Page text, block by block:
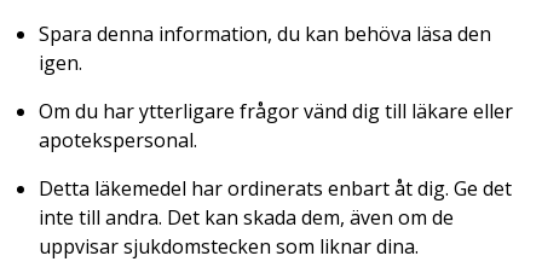
Spara denna information, du kan behöva läsa den
igen.
Om du har ytterligare frågor vänd dig till läkare eller
apotekspersonal.
Detta läkemedel har ordinerats enbart åt dig. Ge det
inte till andra. Det kan skada dem, även om de
uppvisar sjukdomstecken som liknar dina.